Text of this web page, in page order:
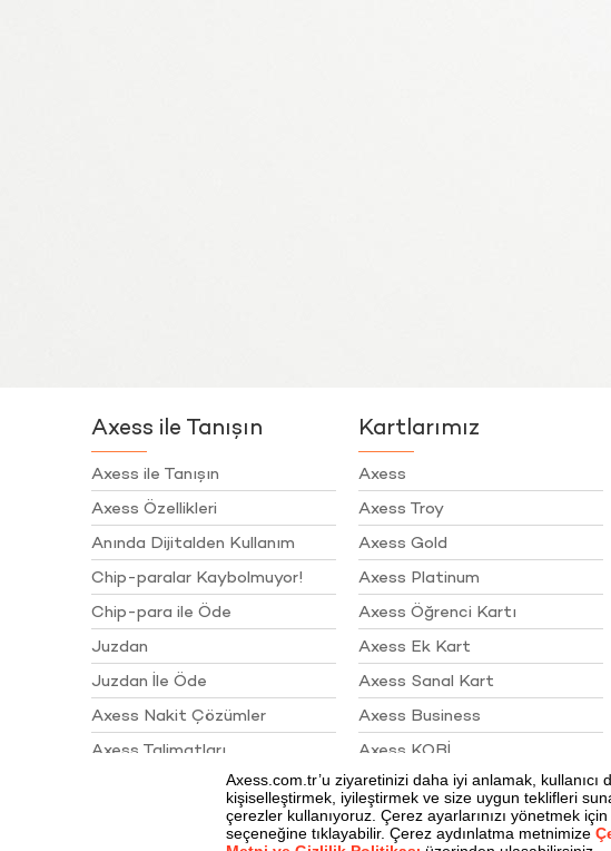
Axess ile Tanışın
Axess ile Tanışın
Axess Özellikleri
Anında Dijitalden Kullanım
Chip-paralar Kaybolmuyor!
Chip-para ile Öde
Juzdan
Juzdan İle Öde
Axess Nakit Çözümler
Axess Talimatları
Akbank Juzdan 4. Yıl
Kampanyası Çekiliş Sonuçları
Kartlarımız
Axess
Axess Troy
Axess Gold
Axess Platinum
Axess Öğrenci Kartı
Axess Ek Kart
Axess Sanal Kart
Axess Business
Axess KOBİ